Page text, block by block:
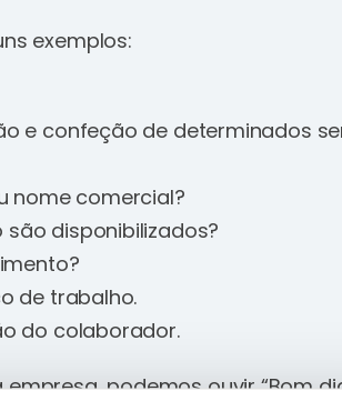
exemplos:
e confeção de determinados
nome comercial?
disponibilizados?
de trabalho.
do colaborador.
podemos ouvir “Bom